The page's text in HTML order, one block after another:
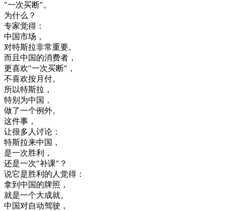
"一次买断"。
为什么 ？
专家觉得 ：
中国市场 ，
对特斯拉非常重要。
而且 中国的消费者 ，
更喜欢"一次买断" ，
不喜欢按月 付。
所以特斯拉 ，
特别 为中国 ，
做了一个例外。
这件事 ，
让很多人讨论 ：
特斯拉来中国 ，
是一次胜利
，
还是一次"补课" ？
说它是胜利 的人觉得 ：
拿到 中国的牌照 ，
就是一个大成就。
中国对自动驾驶 ，